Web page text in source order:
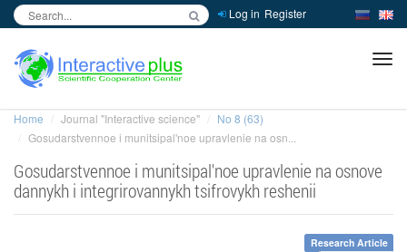
Log in Register
Home Journal "Interactive science"
No 8 (63)
Gosudarstvennoe i munitsipal'noe upravlenie na osn...
Gosudarstvennoe i munitsipal'noe upravlenie na osnove
dannykh i integrirovannykh tsifrovykh reshenii
Research Article